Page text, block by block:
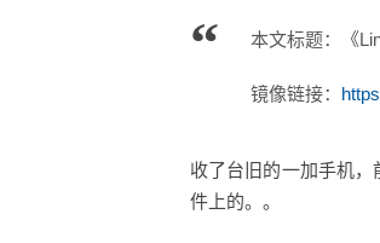
本文标题：《
镜像链接：
收了台旧的一加手机
件上的。。